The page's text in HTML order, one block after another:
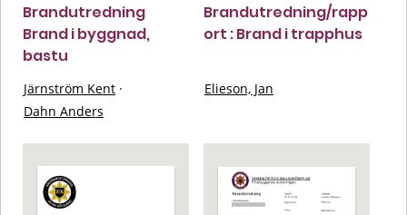
Brandutredning
Brand i byggnad,
bastu
Järnström Kent ·
Dahn Anders
Brandutredning/rapp
ort : Brand i trapphus
Elieson, Jan